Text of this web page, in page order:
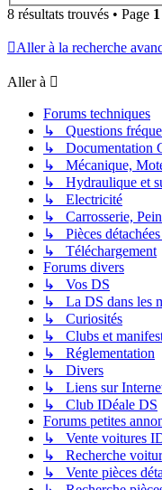
8 résultats trouvés • Page 1
Aller à la recherche
Aller à
Forums techniques
↳ Questions
↳ Documentation
↳ Mécanique,
↳ Hydraulique et
↳ Electricité
↳ Carrosserie,
↳ Pièces détachées
↳ Téléchargement
Forums divers
↳ Vos DS
↳ La DS dans les
↳ Curiosités
↳ Clubs et
↳ Réglementation
↳ Divers
↳ Liens sur
↳ Club IDéale DS
Forums petites
↳ Vente voitures
↳ Recherche
↳ Vente pièces